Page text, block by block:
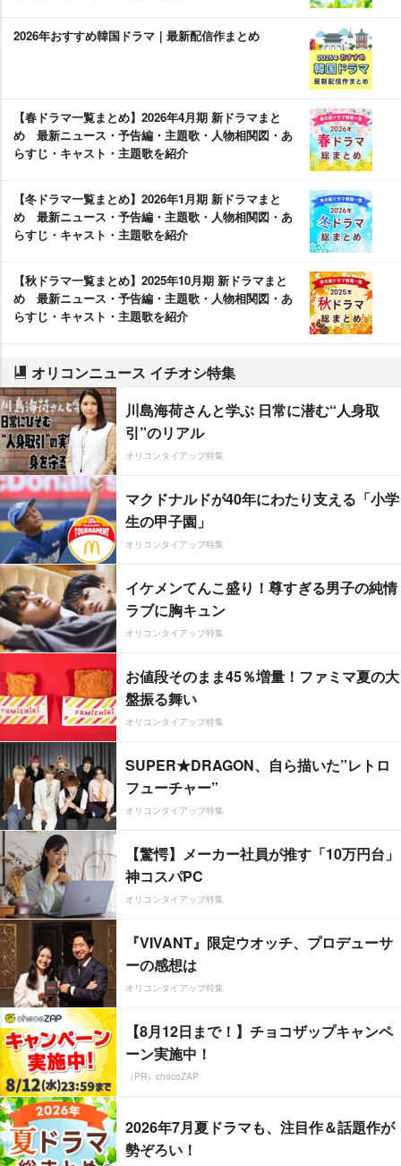
2026年おすすめ韓国ドラマ｜最新配信作まとめ
【春ドラマ一覧まとめ】2026年4月期 新ドラマまと
め 最新ニュース・予告編・主題歌・人物相関図・あ
らすじ・キャスト・主題歌を紹介
【冬ドラマ一覧まとめ】2026年1月期 新ドラマまと
め 最新ニュース・予告編・主題歌・人物相関図・あ
らすじ・キャスト・主題歌を紹介
【秋ドラマ一覧まとめ】2025年10月期 新ドラマまと
め 最新ニュース・予告編・主題歌・人物相関図・あ
らすじ・キャスト・主題歌を紹介
オリコンニュース イチオシ特集
川島海荷さんと学ぶ 日常に潜む“人身取
引”のリアル
オリコンタイアップ特集
マクドナルドが40年にわたり支える「小学
生の甲子園」
オリコンタイアップ特集
イケメンてんこ盛り！尊すぎる男子の純情
ラブに胸キュン
オリコンタイアップ特集
お値段そのまま45％増量！ファミマ夏の大
盤振る舞い
オリコンタイアップ特集
SUPER★DRAGON、自ら描いた”レトロ
フューチャー”
オリコンタイアップ特集
【驚愕】メーカー社員が推す「10万円台」
神コスパPC
オリコンタイアップ特集
『VIVANT』限定ウオッチ、プロデューサ
ーの感想は
オリコンタイアップ特集
【8月12日まで！】チョコザップキャンペ
ーン実施中！
（PR）chocoZAP
2026年7月夏ドラマも、注目作＆話題作が
勢ぞろい！